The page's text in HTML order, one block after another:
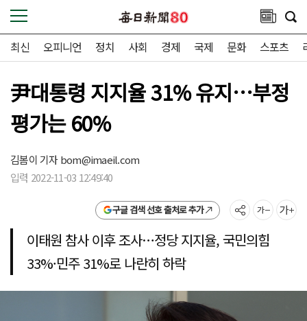
최신 오피니언 정치 사회 경제 국제 문화 스포츠
尹대통령 지지율 31% 유지…부정
평가는 60%
김봄이 기자bom@imaeil.com
입력 2022-11-03 12:49:40
구글 검색 선호 출처로 추가
이태원 참사 이후 조사…정당 지지율, 국민의힘
33%·민주 31%로 나란히 하락